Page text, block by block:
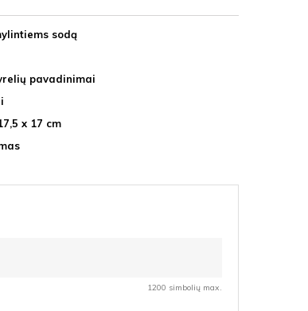
sodą
pavadinimai
x 17 cm
1200 simbolių max.